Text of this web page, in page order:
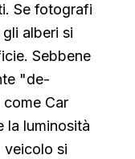
Se fotografi
alberi si
Sebbene
"de-
Car
la luminosità
veicolo si